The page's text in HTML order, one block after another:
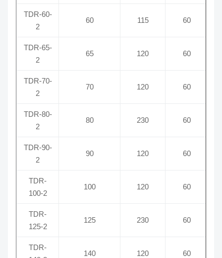
TDR-60-
2
60 115 60
TDR-65-
2
65 120 60
TDR-70-
2
70 120 60
TDR-80-
2
80 230 60
TDR-90-
2
90 120 60
TDR-
100-2
100 120 60
TDR-
125-2
125 230 60
TDR-
140 120 60